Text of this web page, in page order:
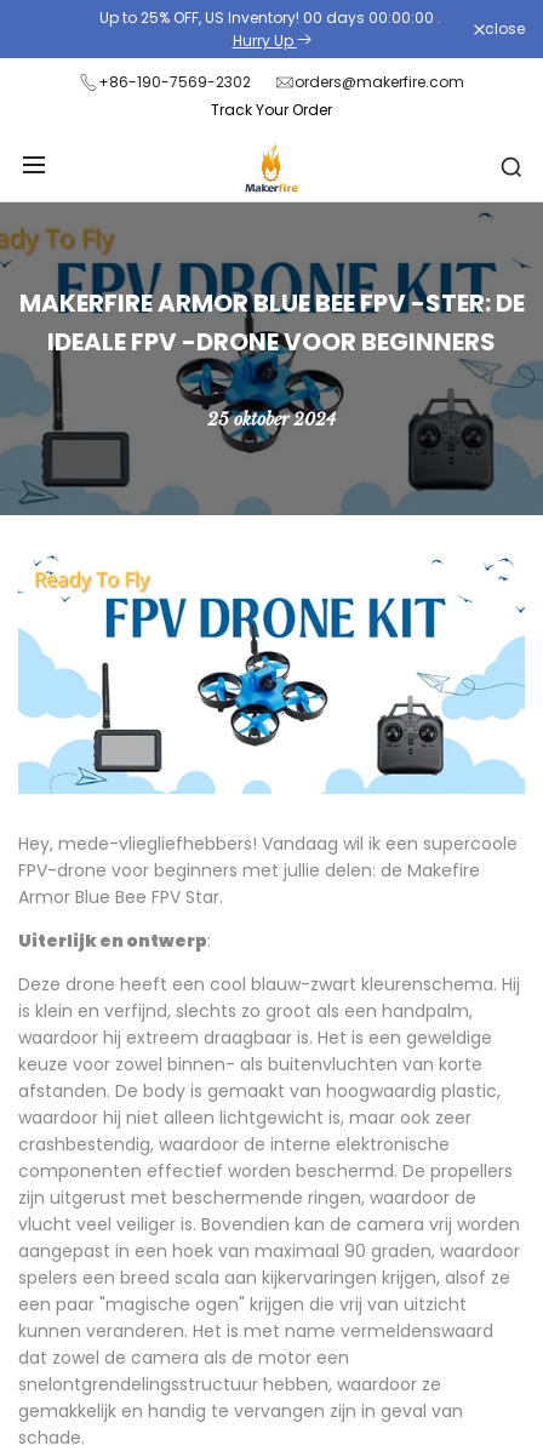
content
Up to 25% OFF, US Inventory! 00 days 00:00:00 .
Hurry Up
close
+86-190-7569-2302
orders@makerfire.com
Track Your Order
MakerFire
Armor
Blue
FPV
-
ster:
ideale
FPV
drone
voor
beginner
MAKERFIRE ARMOR BLUE BEE FPV -STER: DE
IDEALE FPV -DRONE VOOR BEGINNERS
25 oktober 2024
Hey, mede-vliegliefhebbers! Vandaag wil ik een supercoole
FPV-drone voor beginners met jullie delen: de Makefire
Armor Blue Bee FPV Star.
Uiterlijk en ontwerp:
Deze drone heeft een cool blauw-zwart kleurenschema. Hij
is klein en verfijnd, slechts zo groot als een handpalm,
waardoor hij extreem draagbaar is. Het is een geweldige
keuze voor zowel binnen- als buitenvluchten van korte
afstanden. De body is gemaakt van hoogwaardig plastic,
waardoor hij niet alleen lichtgewicht is, maar ook zeer
crashbestendig, waardoor de interne elektronische
componenten effectief worden beschermd. De propellers
zijn uitgerust met beschermende ringen, waardoor de
vlucht veel veiliger is. Bovendien kan de camera vrij worden
aangepast in een hoek van maximaal 90 graden, waardoor
spelers een breed scala aan kijkervaringen krijgen, alsof ze
een paar "magische ogen" krijgen die vrij van uitzicht
kunnen veranderen. Het is met name vermeldenswaard
dat zowel de camera als de motor een
snelontgrendelingsstructuur hebben, waardoor ze
gemakkelijk en handig te vervangen zijn in geval van
schade.